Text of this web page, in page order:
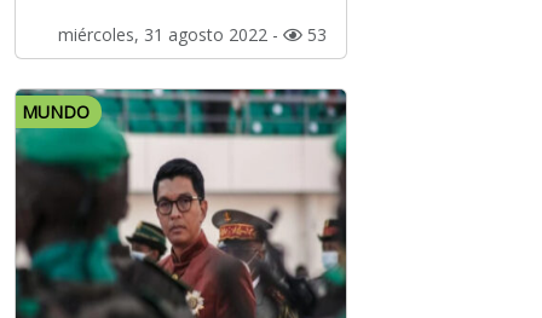
miércoles, 31 agosto 2022 - 53
MUNDO